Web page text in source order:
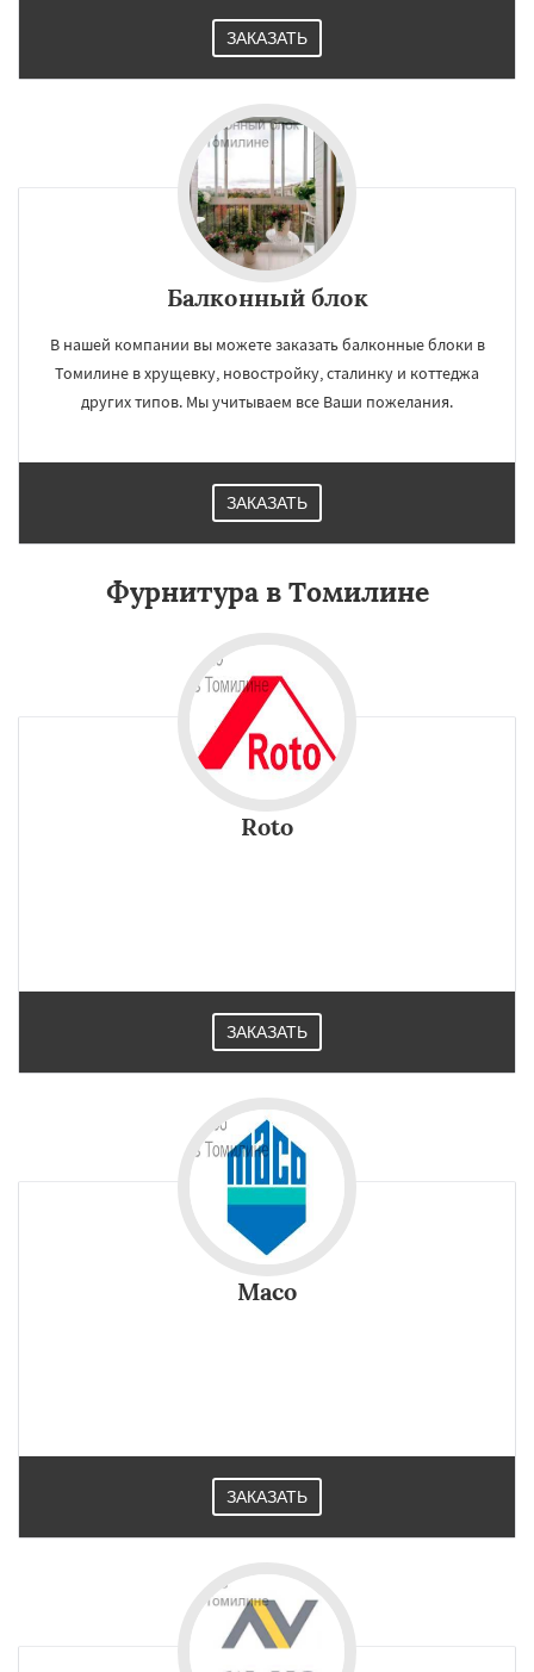
ЗАКАЗАТЬ
Балконный блок
В нашей компании вы можете заказать балконные блоки в
Томилине в хрущевку, новостройку, сталинку и коттеджа
других типов. Мы учитываем все Ваши пожелания.
ЗАКАЗАТЬ
Фурнитура в Томилине
Roto
ЗАКАЗАТЬ
Maco
ЗАКАЗАТЬ